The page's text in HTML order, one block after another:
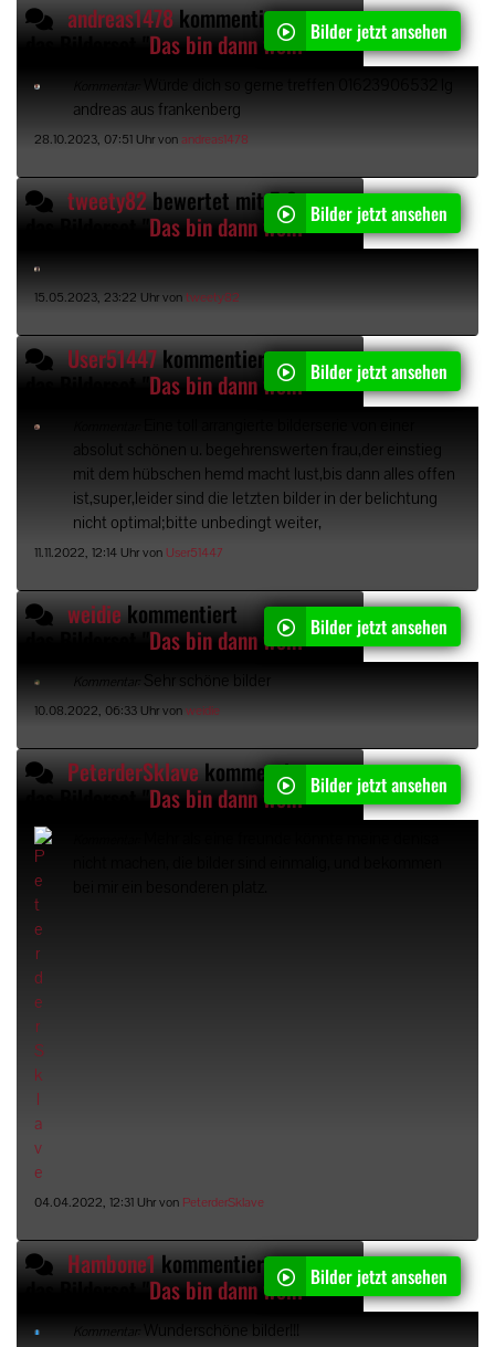
andreas1478kommentiert
Das bin dann wohl ich "
Bilder jetzt ansehen
andreas aus frankenberg
28.10.2023, 07:51 Uhr vonandreas1478
tweety82bewertet mit 5 Sternen
Das bin dann wohl ich "
Bilder jetzt ansehen
15.05.2023, 23:22 Uhr vontweety82
User51447kommentiert
Das bin dann wohl ich "
Bilder jetzt ansehen
absolut schönen u. begehrenswerten frau,der einstieg
mit dem hübschen hemd macht lust,bis dann alles offen
ist,super,leider sind die letzten bilder in der belichtung
nicht optimal;bitte unbedingt weiter,
11.11.2022, 12:14 Uhr von User51447
weidiekommentiert
Das bin dann wohl ich "
Bilder jetzt ansehen
Kommentar: Sehr schöne bilder
10.08.2022, 06:33 Uhr vonweidie
PeterderSklavekommentiert
Das bin dann wohl ich "
Bilder jetzt ansehen
04.04.2022, 12:31 Uhr von PeterderSklave
Hambone1kommentiert
Das bin dann wohl ich "
Bilder jetzt ansehen
Kommentar: Wunderschöne bilder!!!